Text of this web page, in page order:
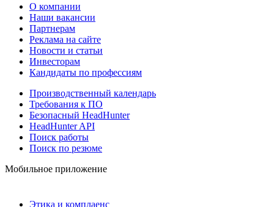
О компании
Наши вакансии
Партнерам
Реклама на сайте
Новости и статьи
Инвесторам
Кандидаты по профессиям
Производственный календарь
Требования к ПО
Безопасный HeadHunter
HeadHunter API
Поиск работы
Поиск по резюме
Мобильное приложение
Этика и комплаенс